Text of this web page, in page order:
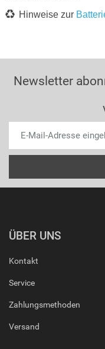
Hinweise zur
Newsletter
ÜBER UNS
Kontakt
Service
Zahlungsmethoden
Versand